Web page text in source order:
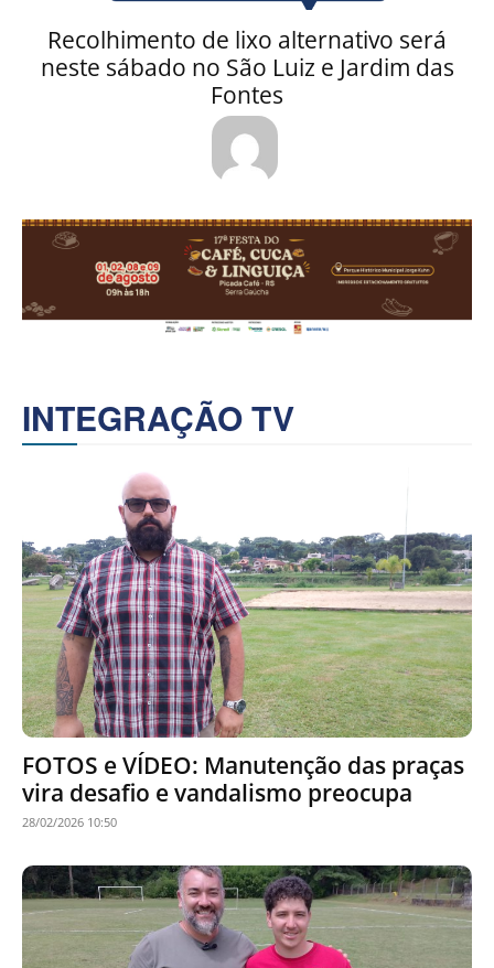
Recolhimento de lixo alternativo será
neste sábado no São Luiz e Jardim das
Fontes
INTEGRAÇÃO TV
FOTOS e VÍDEO: Manutenção das praças
vira desafio e vandalismo preocupa
28/02/2026 10:50